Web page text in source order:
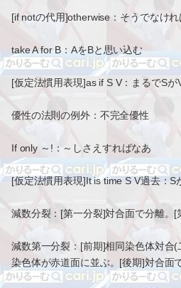
[if notの代用]otherwise：そうでなけれ
take A for B：AをBと思い込む
[仮定法慣用表現]as if S V：まるでSが
優性の法則の例外：不完全優性
If only ～!：～しさえすればなあ
[仮定法慣用表現]It is time S V過去：S
減数分裂：[第一分裂]対合面で分離。[
減数第一分裂：[前期]相同染色体対合
染色体が赤道面に並ぶ。[後期]対合面